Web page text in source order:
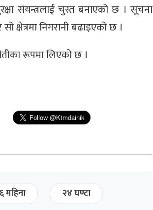
संयन्त्रलाई चुस्त बनाएको छ । सूचना
क्षेत्रमा निगरानी बढाइएको छ ।
रूपमा लिएको छ ।
६ महिना २४ घण्टा